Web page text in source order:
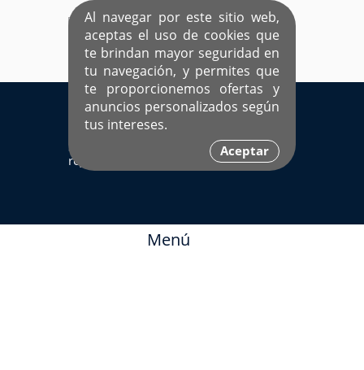
Al navegar por este sitio web,
aceptas el uso de cookies que
te brindan mayor seguridad en
tu navegación, y permites que
te proporcionemos ofertas y
anuncios personalizados según
tus intereses.
Aceptar
EL ÚNICO SITIO DEDICADO A SOLTEROS
HISPANOS COMO TÚ
Ingresa aquí
Sí ya estás
registrado
Menú